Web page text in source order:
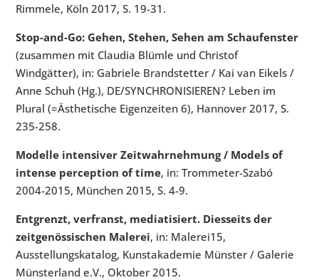
Rimmele, Köln 2017, S. 19-31.
Stop-and-Go: Gehen, Stehen, Sehen am Schaufenster
(zusammen mit Claudia Blümle und Christof
Windgätter), in: Gabriele Brandstetter / Kai van Eikels /
Anne Schuh (Hg.), DE/SYNCHRONISIEREN? Leben im
Plural (=Ästhetische Eigenzeiten 6), Hannover 2017, S.
235-258.
Modelle intensiver Zeitwahrnehmung / Models of
intense perception of time, in: Trommeter-Szabó
2004-2015, München 2015, S. 4-9.
Entgrenzt, verfranst, mediatisiert. Diesseits der
zeitgenössischen Malerei, in: Malerei15,
Ausstellungskatalog, Kunstakademie Münster / Galerie
Münsterland e.V., Oktober 2015.